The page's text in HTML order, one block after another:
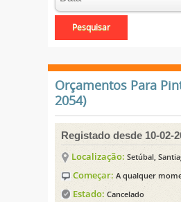
Orçamentos Para
2054)
Registado desde 10-02-
Localização: Setúbal,
Começar: A qualquer
Estado: Cancelado